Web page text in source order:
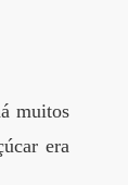
muitos
era